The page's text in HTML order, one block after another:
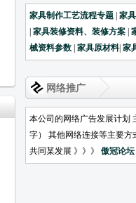
家具制作工艺流程专题 家
家具装修资料、装修方案
械资料参数 家具原材料 家
网络推广
本公司的网络广告发展计划
字） 其他网络连接等主要
共同某发展 》》》 傲冠论坛